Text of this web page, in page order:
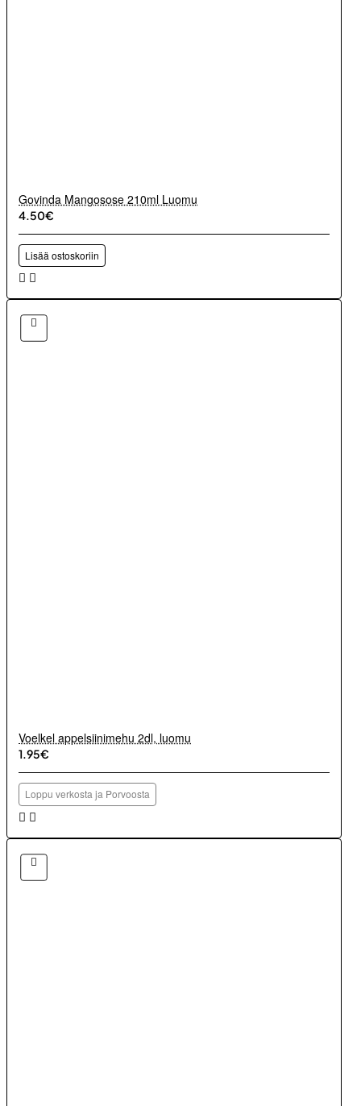
Govinda Mangosose 210ml Luomu
4.50€
Lisää ostoskoriin
Voelkel appelsiinimehu 2dl, luomu
1.95€
Loppu verkosta ja Porvoosta